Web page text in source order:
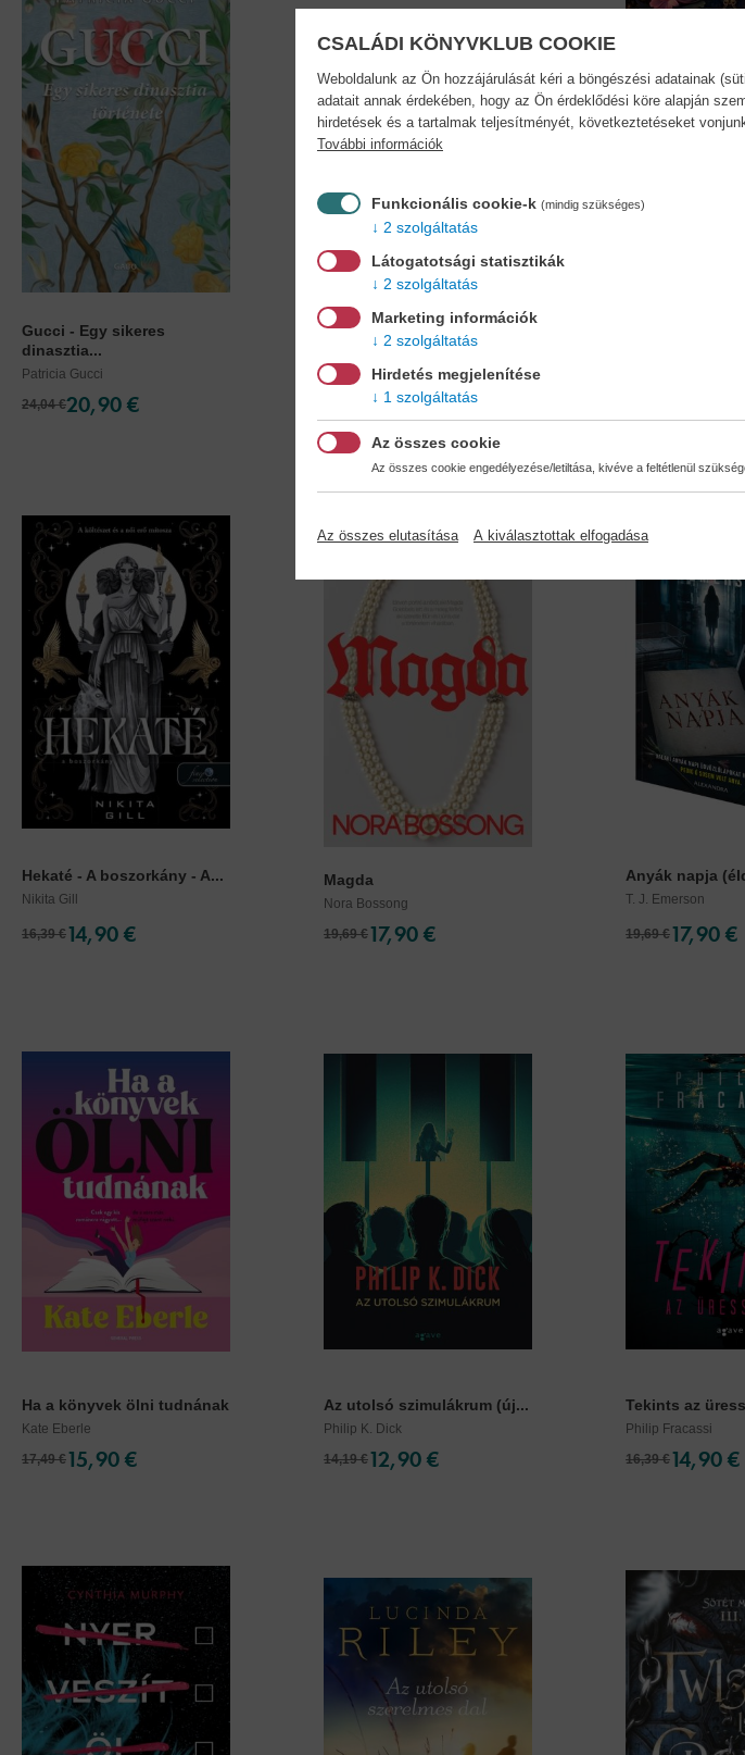
Gucci - Egy sikeres
dinasztia...
Patricia Gucci
24,04 €20,90 €
Legvadabb álmaimban...
19,90 €
Hekaté - A boszorkány - A...
Nikita Gill
16,39 €14,90 €
Magda
Nora Bossong
19,69 €17,90 €
Anyák napja
T. J. Emerson
19,69 €17,90 €
Ha a könyvek ölni tudnának
Kate Eberle
17,49 €15,90 €
Az utolsó szimulákrum (új...
Philip K. Dick
14,19 €12,90 €
Tekints az
Philip Fracassi
16,39 €14,90 €
CSALÁDI KÖNYVKLUB COOKIE
Weboldalunk az Ön hozzájárulását kéri a böngészési adatainak
adatait annak érdekében, hogy az Ön érdeklődési köre alapján
hirdetések és a tartalmak teljesítményét, következtetéseket
További információk
Funkcionális cookie-k (mindig szükséges)
2 szolgáltatás
Látogatotsági statisztikák
2 szolgáltatás
Marketing információk
2 szolgáltatás
Hirdetés megjelenítése
1 szolgáltatás
Az összes cookie
Az összes cookie engedélyezése/letiltása, kivéve a feltétlenül
Az összes elutasítása A kiválasztottak elfogadása